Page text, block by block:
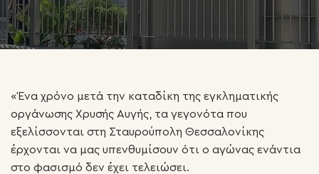
«Ένα χρόνο μετά την καταδίκη της εγκληματικής
οργάνωσης Χρυσής Αυγής, τα γεγονότα που
εξελίσσονται στη Σταυρούπολη Θεσσαλονίκης
έρχονται να μας υπενθυμίσουν ότι ο αγώνας ενάντια
στο φασισμό δεν έχει τελειώσει.